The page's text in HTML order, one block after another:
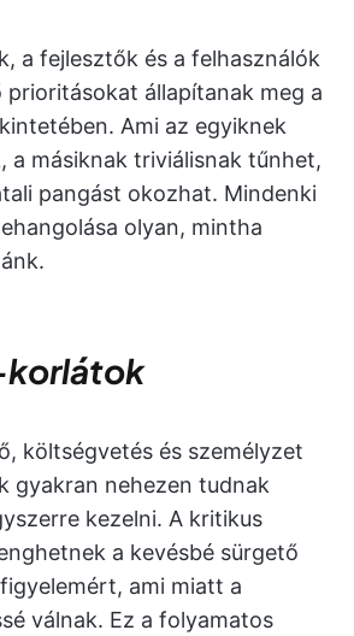
a fejlesztők és a felhasználók
prioritásokat állapítanak meg a
Ami az egyiknek
a másiknak triviálisnak tűnhet,
pangást okozhat. Mindenki
olyan, mintha
költségvetés és személyzet
gyakran nehezen tudnak
kezelni. A kritikus
a kevésbé sürgető
ami miatt a
válnak. Ez a folyamatos